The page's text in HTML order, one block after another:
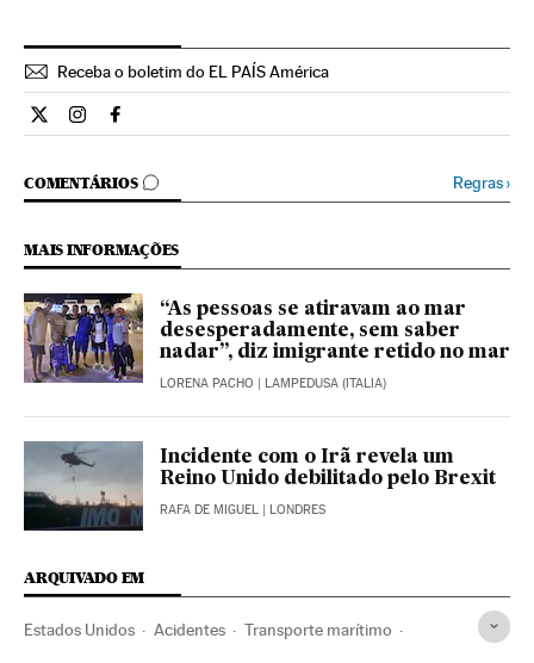
Receba o boletim do EL PAÍS América
Internacional El País Brasil en Twitter
Internacional El País Brasil en Instagram
Internacional El País Brasil en Facebook
COMENTÁRIOS
COMENTÁRIOS Regras›
MAIS INFORMAÇÕES
“As pessoas se atiravam ao mar
desesperadamente, sem saber
nadar”, diz imigrante retido no mar
LORENA PACHO | LAMPEDUSA (ITALIA)
Incidente com o Irã revela um
Reino Unido debilitado pelo Brexit
RAFA DE MIGUEL | LONDRES
ARQUIVADO EM
Estados Unidos Acidentes Transporte marítimo